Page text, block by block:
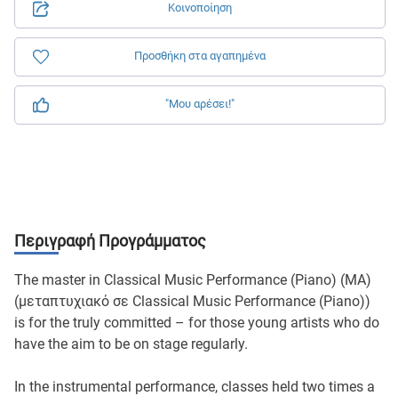
Κοινοποίηση
Προσθήκη στα αγαπημένα
"Μου αρέσει!"
Περιγραφή Προγράμματος
The master in Classical Music Performance (Piano) (MA)
(μεταπτυχιακό σε Classical Music Performance (Piano))
is for the truly committed – for those young artists who do
have the aim to be on stage regularly.
In the instrumental performance, classes held two times a